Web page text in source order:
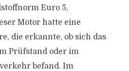
Euro 5,
Motor hatte eine
die erkannte, ob sich das
Prüfstand oder im
befand. Im